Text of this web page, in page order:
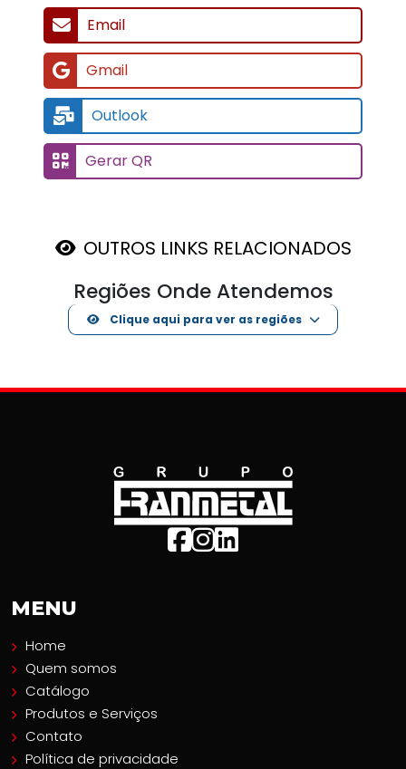
Email
Gmail
Outlook
Gerar QR
OUTROS LINKS RELACIONADOS
Regiões Onde Atendemos
Clique aqui para ver as regiões
MENU
Home
Quem somos
Catálogo
Produtos e Serviços
Contato
Política de privacidade